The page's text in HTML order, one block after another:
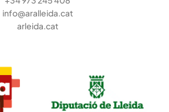
info@aralleida.cat
arleida.cat